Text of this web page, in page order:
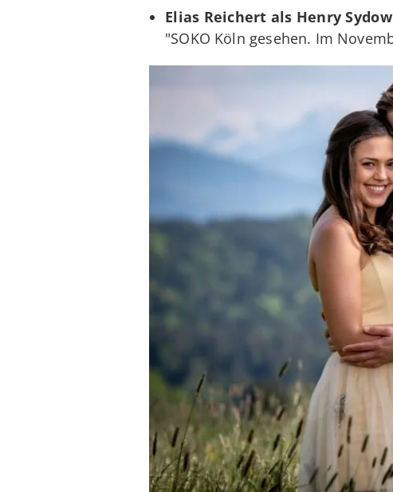
Elias Reichert als Henry
"SOKO Köln gesehen. Im